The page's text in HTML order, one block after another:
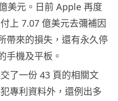
美元。日前 Apple 再度
上 7.07 億美元去彌補因
帶來的損失，還有永久停
手機及平板。
了一份 43 頁的相關文
專利資料外，還例出多